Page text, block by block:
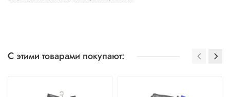
С этими товарами покупают: